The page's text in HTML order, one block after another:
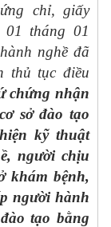
chỉ, giấy
01 tháng 01
nghề đã
thủ tục điều
chứng nhận
sở đào tạo
kỹ thuật
người chịu
khám bệnh,
người hành
tạo bằng